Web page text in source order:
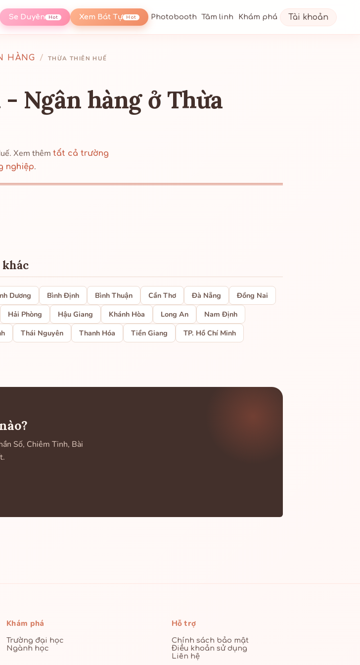
Se Duyên Hot Xem Bát Tự Hot Photobooth Tâm linh Khám phá Tài khoản
HÀNG / THỪA THIÊN HUẾ
Ngân hàng ở Thừa
Xem thêm tất cả trường
nghiệp.
Dương Bình Định Bình Thuận Cần Thơ Đà Nẵng
Đồng Nai
Hải Phòng Hậu Giang Khánh Hòa Long An
Nam Định
Thái Nguyên Thanh Hóa Tiền Giang
TP. Hồ Chí Minh
Số, Chiêm Tinh, Bài
Khám phá
Trường đại học
Ngành học
Hỗ trợ
Chính sách bảo mật
Điều khoản sử dụng
Liên hệ